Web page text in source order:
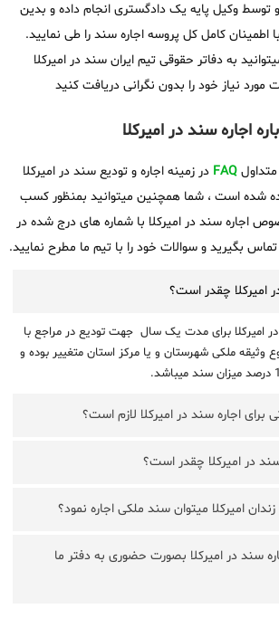
توسط وکیل پایه یک دادگستری انجام داده و بدین
اطمینان کامل کل پروسه اجاره سند را طی نمایید.
به دفاتر حقوقی تیم ایران سند در امیرکلا
مورد نیاز خود را بدون نگرانی دریافت کنید
اجاره سند در امیرکلا
FAQ در زمینه اجاره و تودیع سند در امیرکلا
شده است ، شما همچنین میتوانید بمنظور کسب
اجاره سند در امیرکلا با شماره های درج شده در
بگیرید و سوالات خود را با تیم ما مطرح نمایید.
امیرکلا چقدر است؟
امیرکلا برای مدت یک سال جهت تودیع در مراجع با
وثیقه ملکی شهرستان و یا مرکز استان متغییر بوده و
برای اجاره سند در امیرکلا لازم است؟
در امیرکلا چقدر است؟
امیرکلا میتوان سند ملکی اجاره نمود؟
سند در امیرکلا بصورت حضوری به دفتر ما